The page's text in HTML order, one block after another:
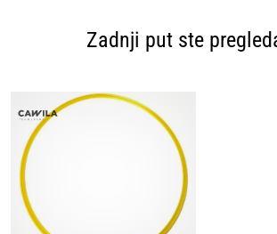
Zadnji put ste